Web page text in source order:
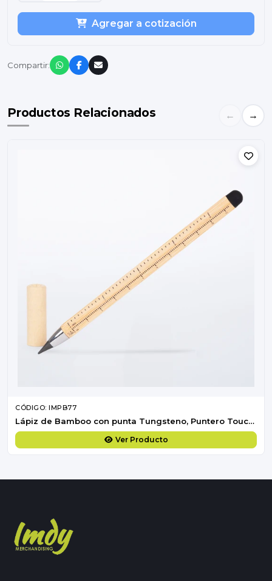
Agregar a cotización
Compartir:
Productos Relacionados ← →
CÓDIGO: IMPB77
Lápiz de Bamboo con punta Tungsteno, Puntero Touch-Screen y regla de medir
Ver Producto